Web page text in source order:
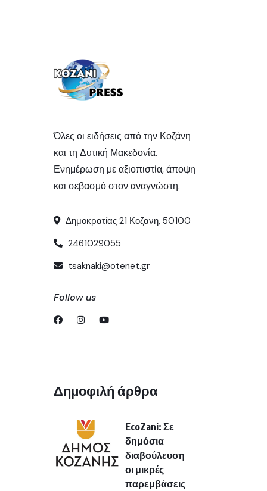
Όλες οι ειδήσεις από την Κοζάνη
και τη Δυτική Μακεδονία.
Ενημέρωση με αξιοπιστία, άποψη
και σεβασμό στον αναγνώστη.
Δημοκρατίας 21 Κοζανη, 50100
2461029055
tsaknaki@otenet.gr
Follow us
Δημοφιλή άρθρα
EcoZani: Σε
δημόσια
διαβούλευση
οι μικρές
παρεμβάσεις